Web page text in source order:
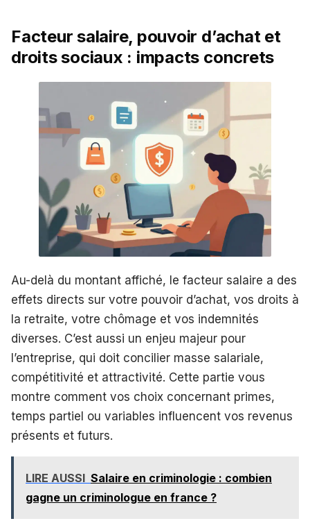
Facteur salaire, pouvoir d’achat et
droits sociaux : impacts concrets
Au-delà du montant affiché, le facteur salaire a des
effets directs sur votre pouvoir d’achat, vos droits à
la retraite, votre chômage et vos indemnités
diverses. C’est aussi un enjeu majeur pour
l’entreprise, qui doit concilier masse salariale,
compétitivité et attractivité. Cette partie vous
montre comment vos choix concernant primes,
temps partiel ou variables influencent vos revenus
présents et futurs.
LIRE AUSSI Salaire en criminologie : combien
gagne un criminologue en france ?